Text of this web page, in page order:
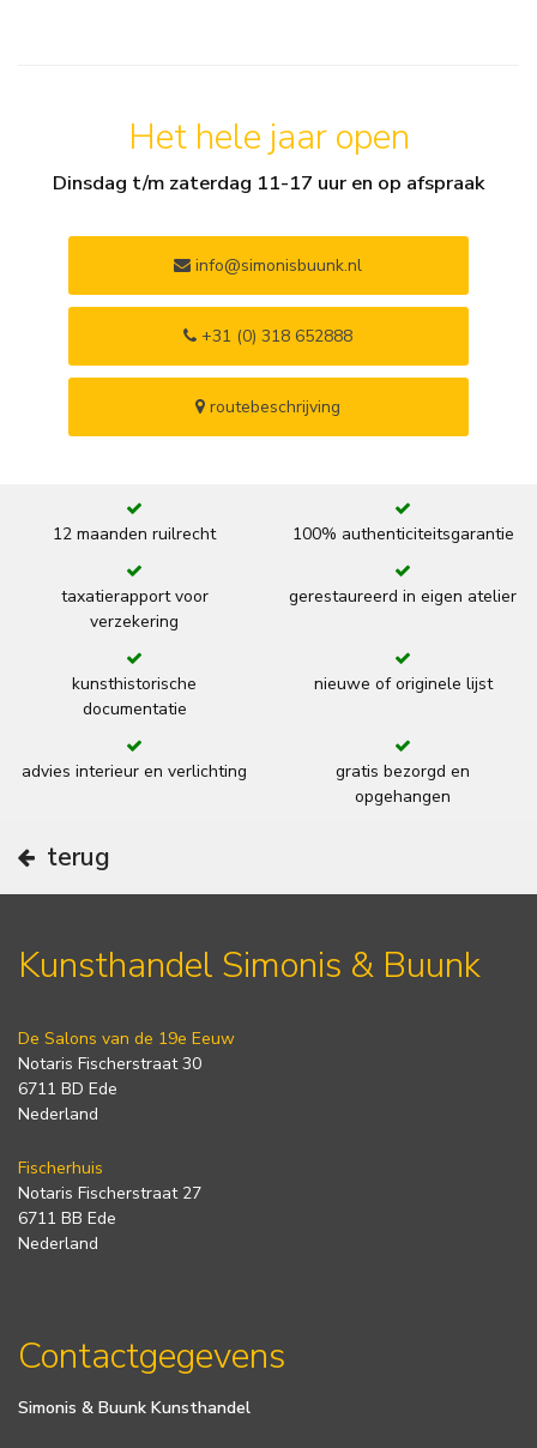
Het hele jaar open
Dinsdag t/m zaterdag 11-17 uur en op afspraak
info@simonisbuunk.nl
+31 (0) 318 652888
routebeschrijving
12 maanden ruilrecht 100% authenticiteitsgarantie
taxatierapport voor
verzekering
gerestaureerd in eigen atelier
kunsthistorische
documentatie
nieuwe of originele lijst
advies interieur en verlichting
gratis bezorgd en
opgehangen
terug
Kunsthandel Simonis & Buunk
De Salons van de 19e Eeuw
Notaris Fischerstraat 30
6711 BD Ede
Nederland
Fischerhuis
Notaris Fischerstraat 27
6711 BB Ede
Nederland
Contactgegevens
Simonis & Buunk Kunsthandel